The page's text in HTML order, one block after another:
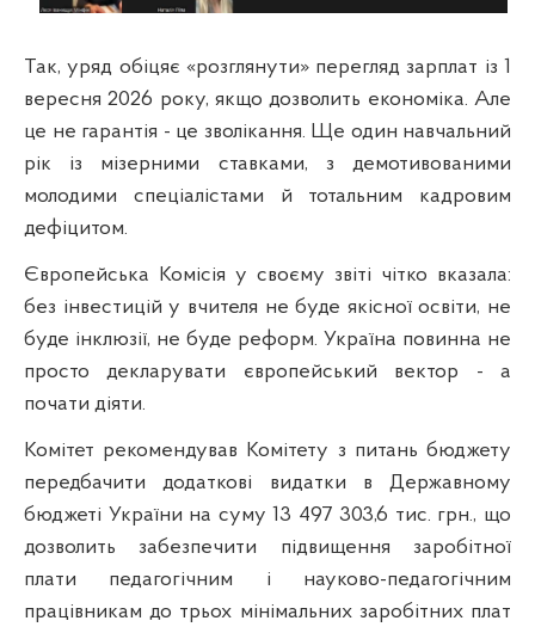
Так, уряд обіцяє «розглянути» перегляд зарплат із 1
вересня 2026 року, якщо дозволить економіка. Але
це не гарантія - це зволікання. Ще один навчальний
рік із мізерними ставками, з демотивованими
молодими спеціалістами й тотальним кадровим
дефіцитом.
Європейська Комісія у своєму звіті чітко вказала:
без інвестицій у вчителя не буде якісної освіти, не
буде інклюзії, не буде реформ. Україна повинна не
просто декларувати європейський вектор - а
почати діяти.
Комітет рекомендував Комітету з питань бюджету
передбачити додаткові видатки в Державному
бюджеті України на суму 13 497 303,6 тис. грн., що
дозволить забезпечити підвищення заробітної
плати педагогічним і науково-педагогічним
працівникам до трьох мінімальних заробітних плат